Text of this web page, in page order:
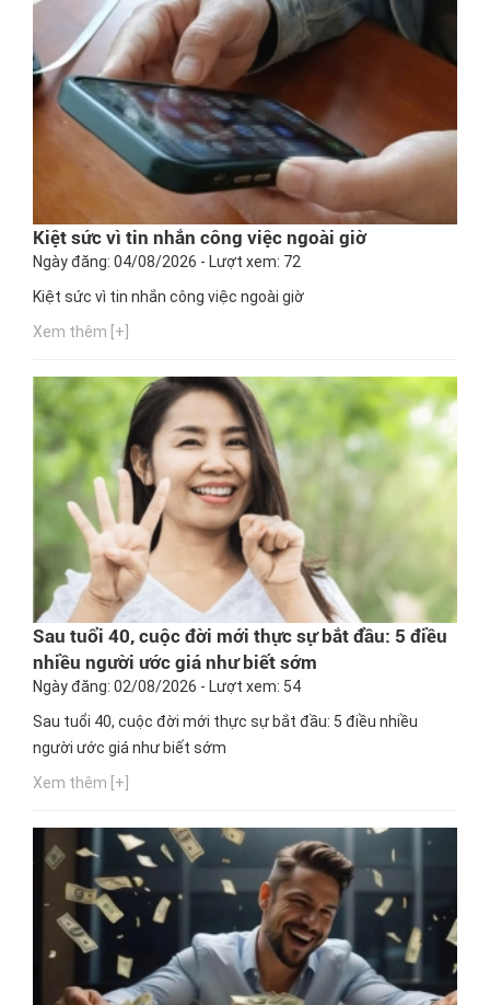
Kiệt sức vì tin nhắn công việc ngoài giờ
Ngày đăng: 04/08/2026 - Lượt xem: 72
Kiệt sức vì tin nhắn công việc ngoài giờ
Xem thêm [+]
Sau tuổi 40, cuộc đời mới thực sự bắt đầu: 5 điều
nhiều người ước giá như biết sớm
Ngày đăng: 02/08/2026 - Lượt xem: 54
Sau tuổi 40, cuộc đời mới thực sự bắt đầu: 5 điều nhiều
người ước giá như biết sớm
Xem thêm [+]